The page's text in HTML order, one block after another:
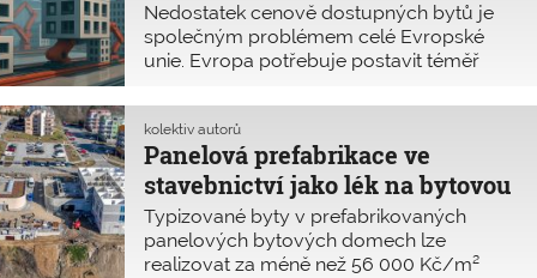
požadovaných kvalitativních parametrů
nejen při vzniku stavby, ale i z hlediska
jejího následného provozu a údržby.
musí být výsledná kvalita a dostupná
cena bydlení.
Nedostatek cenově dostupných bytů je
společným problémem celé Evropské
unie. Evropa potřebuje postavit téměř
mezeru v nabídce. Proto chce v příštích
dvou letech vynaložit 10 miliard eur na
podporu výstavby cenově dostupného
bydlení, na investice do energetické
účinnosti a renovace bytového fondu.
Plánuje podpořit i s tím spojené inovace
ve stavebnictví.
Panelová prefabrikace ve
stavebnictví jako lék na bytovou
krizi
kolektiv autorů
Typizované byty v prefabrikovaných
panelových bytových domech lze
realizovat za méně než 56 000 Kč/m²